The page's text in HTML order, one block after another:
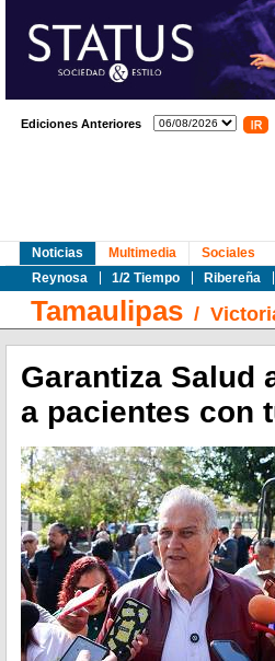
Ediciones Anteriores
Noticias
Reynosa
1/2 Tiempo Ribereña
Multimedia Sociales
Tamaulipas /
Garantiza Salud
a pacientes con